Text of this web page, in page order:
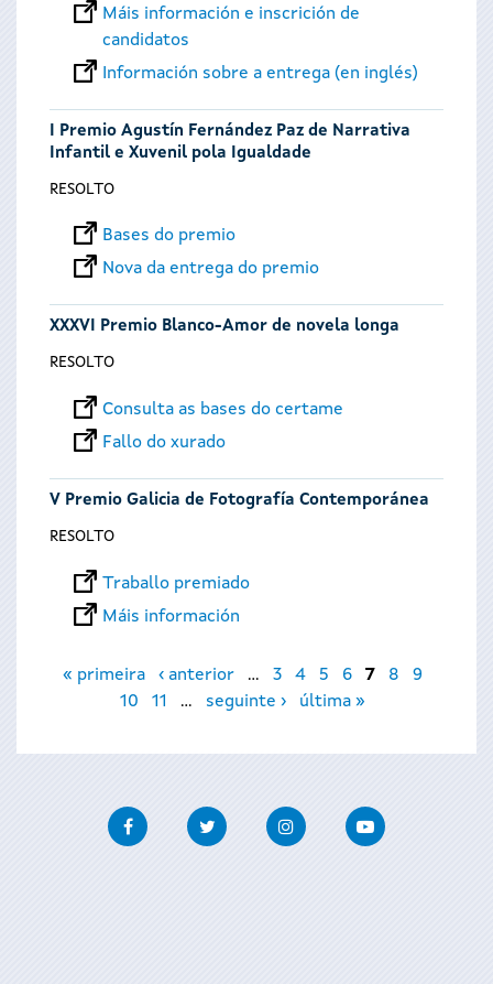
Máis información e inscrición de
candidatos
Información sobre a entrega (en inglés)
I Premio Agustín Fernández Paz de Narrativa
Infantil e Xuvenil pola Igualdade
RESOLTO
Bases do premio
Nova da entrega do premio
XXXVI Premio Blanco-Amor de novela longa
RESOLTO
Consulta as bases do certame
Fallo do xurado
V Premio Galicia de Fotografía Contemporánea
RESOLTO
Traballo premiado
Máis información
Páxinas
« primeira ‹ anterior … 3 4 5 6 7 8
9
10
11 … seguinte › última »
FacebookTwitter InstagramYoutube